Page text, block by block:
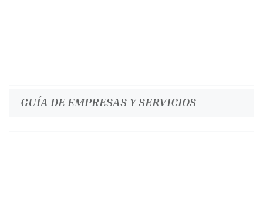
GUÍA DE EMPRESAS Y SERVICIOS